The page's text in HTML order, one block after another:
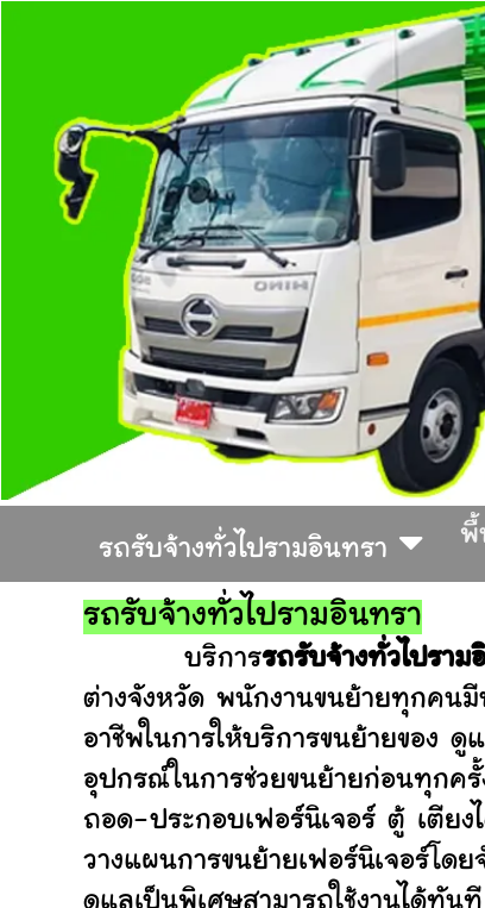
รถรับจ้างทั่วไปรามอินทรา
พื้
รถรับจ้างทั่วไปรามอินทรา
บริการรถรับจ้างทั่วไปราม
ต่างจังหวัด พนักงานขนย้ายทุกคนมี
อาชีพในการให้บริการขนย้ายของ
อุปกรณ์ในการช่วยขนย้ายก่อนทุกค
ถอด-ประกอบเฟอร์นิเจอร์ ตู้ เตียง
วางแผนการขนย้ายเฟอร์นิเจอร์โด